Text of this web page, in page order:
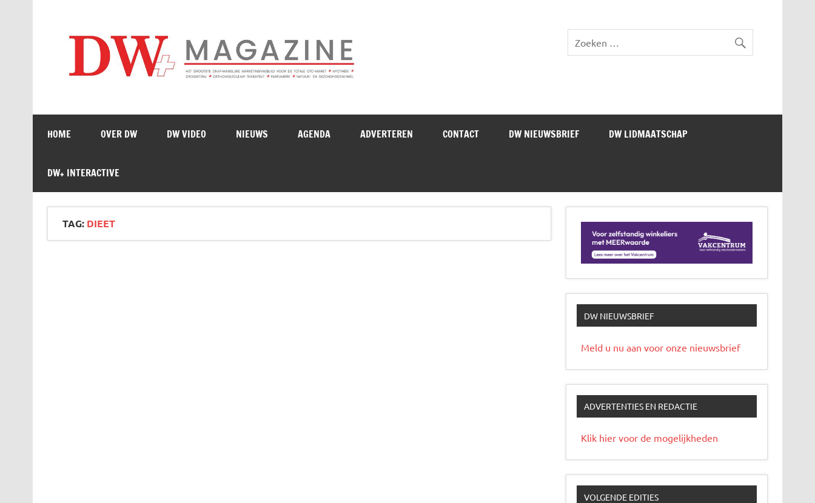
Drogistenweekblad DW Magazine
HOME OVER DW DW VIDEO NIEUWS AGENDA ADVERTEREN CONTACT DW NIEUWSBRIEF DW LIDMAATSCHAP
DW+ INTERACTIVE
TAG: DIEET
DW NIEUWSBRIEF
Meld u nu aan voor onze nieuwsbrief
ADVERTENTIES EN REDACTIE
Klik hier voor de mogelijkheden
VOLGENDE EDITIES